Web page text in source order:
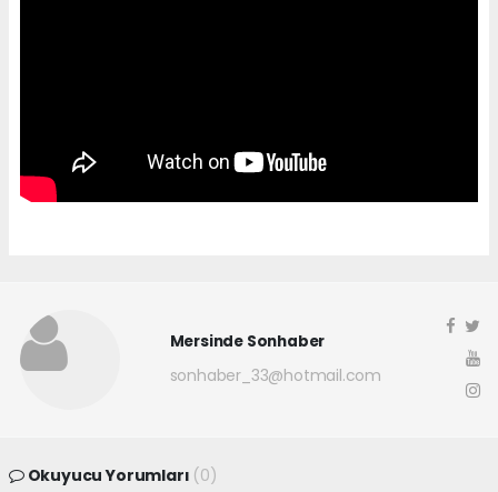
Mersinde Sonhaber
sonhaber_33@hotmail.com
Okuyucu Yorumları (0)